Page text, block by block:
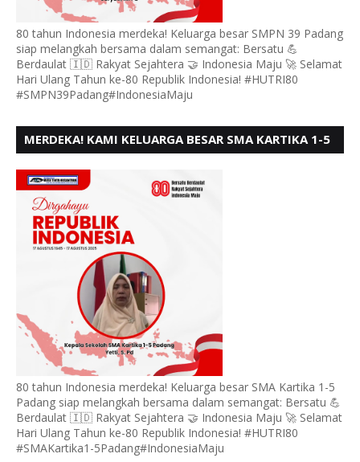
80 tahun Indonesia merdeka! Keluarga besar SMPN 39 Padang
siap melangkah bersama dalam semangat: Bersatu 💪
Berdaulat 🇮🇩 Rakyat Sejahtera 🤝 Indonesia Maju 🚀 Selamat
Hari Ulang Tahun ke-80 Republik Indonesia! #HUTRI80
#SMPN39Padang#IndonesiaMaju
MERDEKA! KAMI KELUARGA BESAR SMA KARTIKA 1-5
BERSATU BERD
80 tahun Indonesia merdeka! Keluarga besar SMA Kartika 1-5
Padang siap melangkah bersama dalam semangat: Bersatu 💪
Berdaulat 🇮🇩 Rakyat Sejahtera 🤝 Indonesia Maju 🚀 Selamat
Hari Ulang Tahun ke-80 Republik Indonesia! #HUTRI80
#SMAKartika1-5Padang#IndonesiaMaju